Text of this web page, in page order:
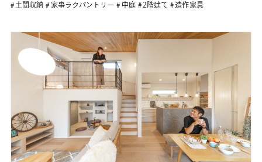
土間収納 家事ラクパントリー 中庭 2階建て 造作家具